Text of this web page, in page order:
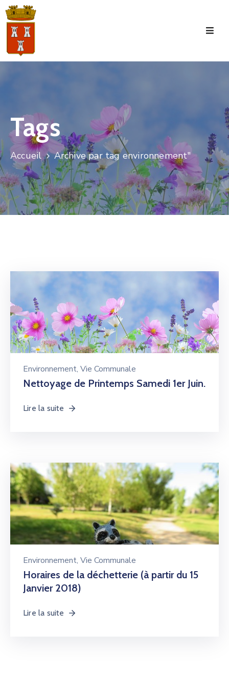
Accueil
Manifestations
Vie
Municipale
Services
Jeunesse
Tags
Accueil Archive par tag environnement"
Environnement‚ Vie Communale
Nettoyage de Printemps Samedi 1er Juin.
Lire la suite
Environnement‚ Vie Communale
Horaires de la déchetterie (à partir du 15
Janvier 2018)
Lire la suite